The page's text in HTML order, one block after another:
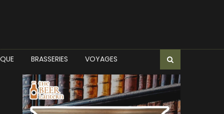
BRASSERIES VOYAGES